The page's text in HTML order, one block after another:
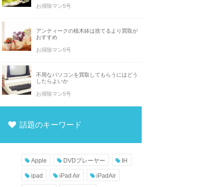
お掃除マン5号
アンティークの植木鉢は捨てるより買取が
おすすめ
お掃除マン5号
不用なパソコンを買取してもらうにはどう
したらよいか
お掃除マン5号
話題のキーワード
Apple DVDプレーヤー IH
ipad iPad Air iPadAir